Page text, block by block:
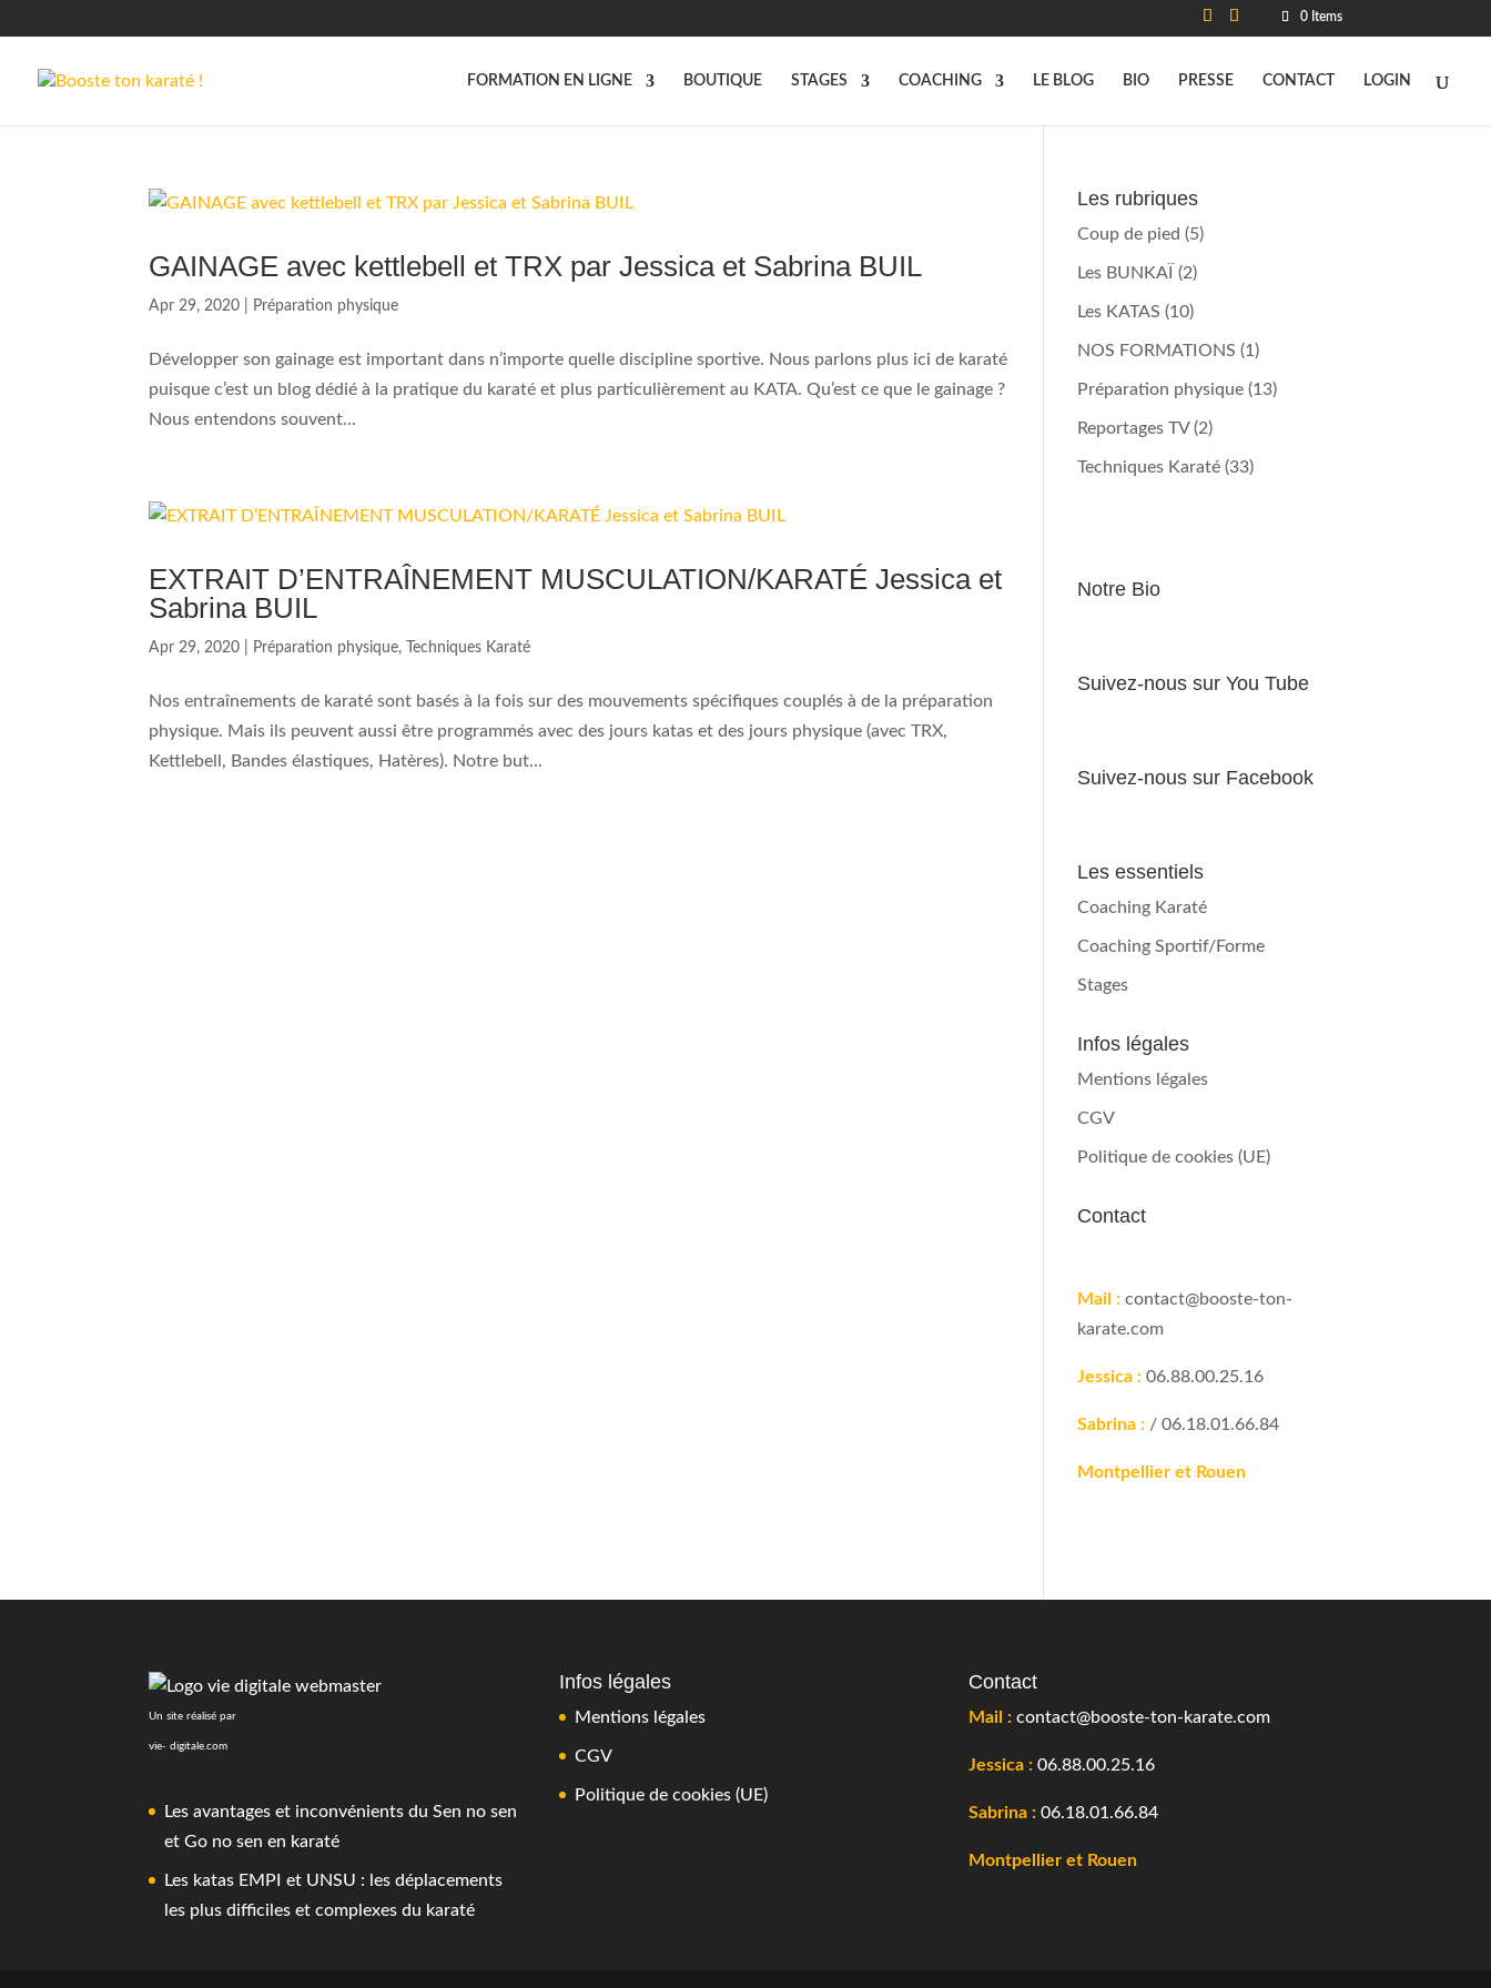
0 Items
FORMATION EN LIGNE BOUTIQUE STAGES COACHING LE BLOG BIO PRESSE CONTACT LOGIN
GAINAGE avec kettlebell et TRX par Jessica et Sabrina BUIL
Apr 29, 2020 Préparation physique
Développer son gainage est important dans n’importe quelle discipline sportive. Nous parlons plus ici de karaté
puisque c’est un blog dédié à la pratique du karaté et plus particulièrement au KATA. Qu’est ce que le gainage ?
Nous entendons souvent...
EXTRAIT D’ENTRAÎNEMENT MUSCULATION/KARATÉ Jessica et
Sabrina BUIL
Apr 29, 2020 Préparation physique, Techniques Karaté
Nos entraînements de karaté sont basés à la fois sur des mouvements spécifiques couplés à de la préparation
physique. Mais ils peuvent aussi être programmés avec des jours katas et des jours physique (avec TRX,
Kettlebell, Bandes élastiques, Hatères). Notre but...
Les rubriques
Coup de pied (5)
Les BUNKAÏ (2)
Les KATAS (10)
NOS FORMATIONS (1)
Préparation physique(13)
Reportages TV(2)
Techniques Karaté(33)
Notre Bio
Suivez-nous sur You Tube
Suivez-nous sur Facebook
Les essentiels
Coaching Karaté
Coaching Sportif/Forme
Stages
Infos légales
Mentions légales
CGV
Politique de cookies (UE)
Contact
Mail :contact@booste-ton-
karate.com
Jessica : 06.88.00.25.16
Sabrina : / 06.18.01.66.84
Montpellier et Rouen
Un site réalisé par
vie- digitale.com
Les avantages et inconvénients du Sen no sen
et Go no sen en karaté
Les katas EMPI et UNSU : les déplacements
les plus difficiles et complexes du karaté
Infos légales
Mentions légales
CGV
Politique de cookies (UE)
Contact
Mail : contact@booste-ton-karate.com
Jessica : 06.88.00.25.16
Sabrina : 06.18.01.66.84
Montpellier et Rouen